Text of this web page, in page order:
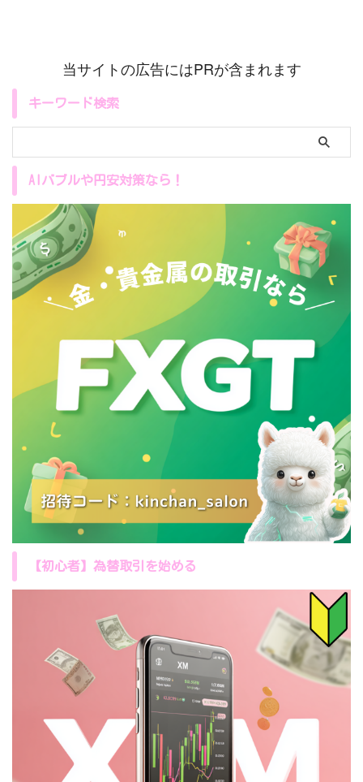
時点で公開されているブルームバ
ーグ、政府公開データ、報道内容
オ”を整理して執筆していま ...
れた危険信号です。この記事を最
後まで読めば、今アメリカで何が
当サイトの広告にはPRが含まれます
キーワード検索
AIバブルや円安対策なら！
【初心者】為替取引を始める